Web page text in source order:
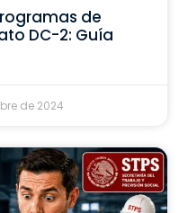
de
DC-2: Guía
de 2024